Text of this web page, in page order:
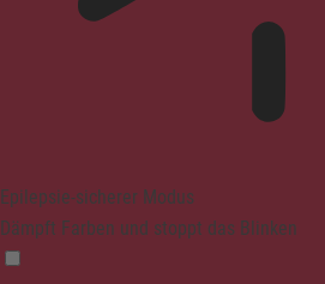
Epilepsie-sicherer Modus
Dämpft Farben und stoppt das Blinken